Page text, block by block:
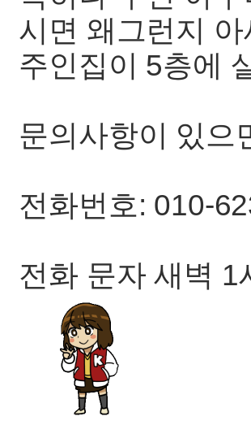
시면 왜그런지 아
주인집이 5층에
문의사항이 있으
전화번호: 010-
전화 문자 새벽 1